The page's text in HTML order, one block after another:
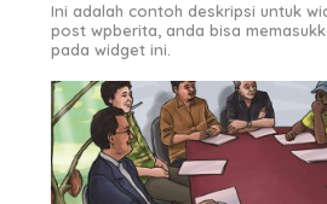
Ini adalah contoh deskripsi untuk
post wpberita, anda bisa
pada widget ini.